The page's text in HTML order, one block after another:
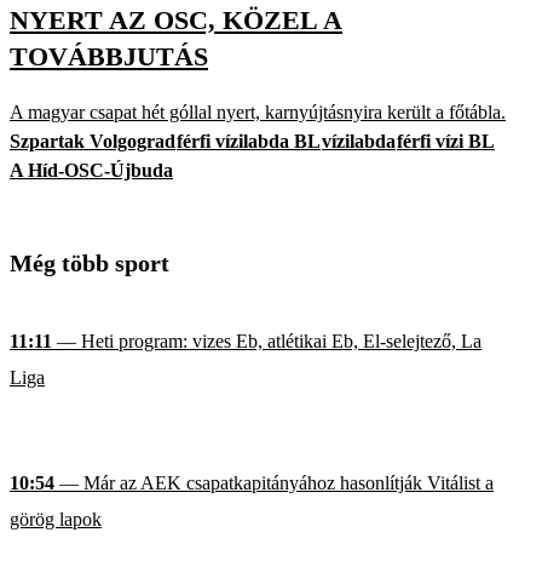
NYERT AZ OSC, KÖZEL A
TOVÁBBJUTÁS
A magyar csapat hét góllal nyert, karnyújtásnyira került a főtábla.
Szpartak Volgogradférfi vízilabda BLvízilabdaférfi vízi BL
A Híd-OSC-Újbuda
Még több sport
11:11 — Heti program: vizes Eb, atlétikai Eb, El-selejtező, La
Liga
10:54 — Már az AEK csapatkapitányához hasonlítják Vitálist a
görög lapok